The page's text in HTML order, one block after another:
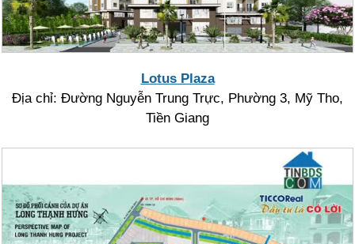
Lotus Plaza
Địa chỉ: Đường Nguyễn Trung Trực, Phường 3, Mỹ Tho,
Tiền Giang